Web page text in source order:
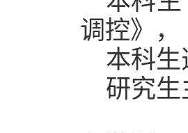
调控》
本科
研究